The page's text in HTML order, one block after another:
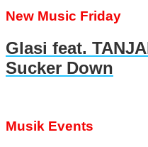
New Music Friday
Glasi feat.
Sucker Down
Musik Events